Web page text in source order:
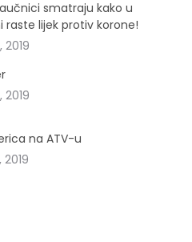
smatraju kako u
raste lijek protiv korone!
na ATV-u